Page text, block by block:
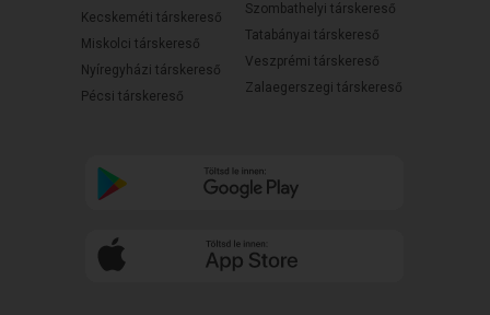
Kecskeméti társkereső
Miskolci társkereső
Nyíregyházi társkereső
Pécsi társkereső
Szombathelyi társkereső
Tatabányai társkereső
Veszprémi társkereső
Zalaegerszegi társkereső